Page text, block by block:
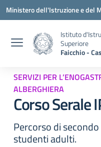
Vai ai contenuti
Vai al menu di navigazione
Vai al footer
Ministero dell'Istruzione e del
Istituto
Superiore
Faicchio -
SERVIZI PER
ALBERGHIERA
Corso Serale
Percorso di
studenti adulti.